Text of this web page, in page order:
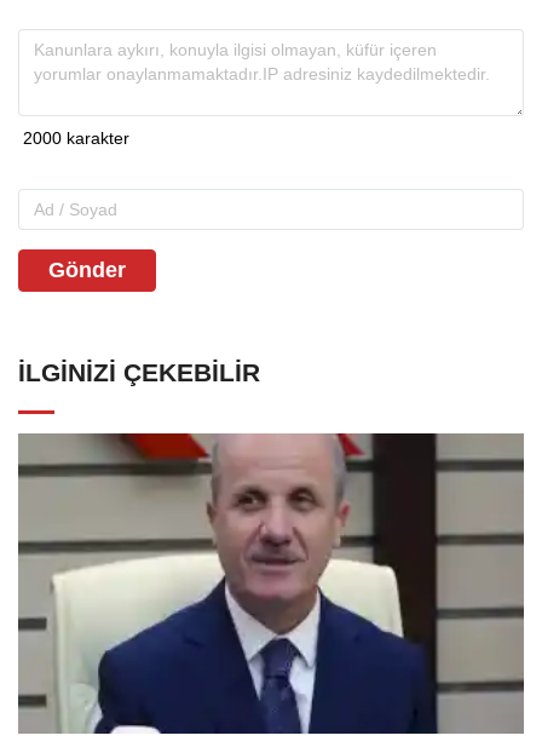
Gönder
İLGINIZI ÇEKEBILIR